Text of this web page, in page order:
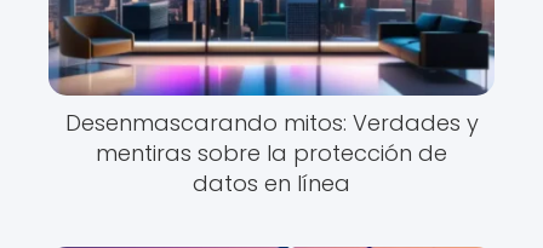
Desenmascarando mitos: Verdades y
mentiras sobre la protección de
datos en línea